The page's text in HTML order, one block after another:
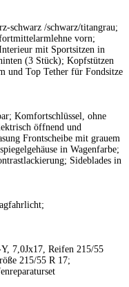
schwarz /schwarz/titangrau;
vorn;
mit Sportsitzen in
(3 Stück); Kopfstützen
und Top Tether für Fondsitze
Komfortschlüssel, ohne
öffnend und
Frontscheibe mit grauem
in Wagenfarbe;
Sideblades in
7,0Jx17, Reifen 215/55
215/55 R 17;